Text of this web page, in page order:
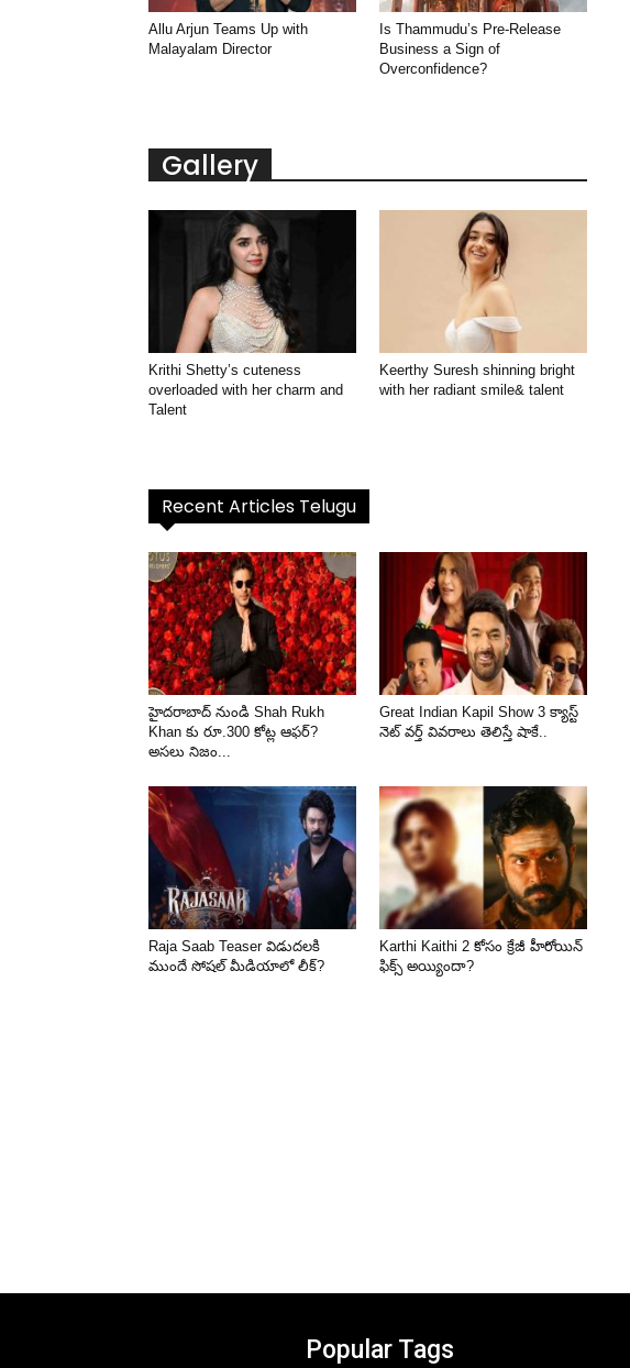
Allu Arjun Teams Up with
Malayalam Director
Is Thammudu’s Pre-Release
Business a Sign of
Overconfidence?
Gallery
Krithi Shetty’s cuteness
overloaded with her charm and
Talent
Keerthy Suresh shinning bright
with her radiant smile& talent
Recent Articles Telugu
హైదరాబాద్ నుండి Shah Rukh
Khan కు రూ.300 కోట్ల ఆఫర్?
అసలు నిజం...
Great Indian Kapil Show 3 క్యాస్ట్
నెట్ వర్త్ వివరాలు తెలిస్తే షాకే..
Raja Saab Teaser విడుదలకి
ముందే సోషల్ మీడియాలో లీక్?
Karthi Kaithi 2 కోసం క్రేజీ హీరోయిన్
ఫిక్స్ అయ్యిందా?
Popular Tags